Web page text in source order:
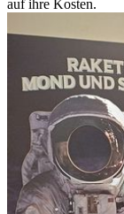
auf ihre Kosten.